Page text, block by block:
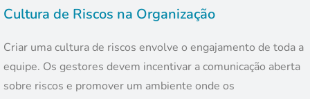
Cultura de Riscos na Organização
Criar uma cultura de riscos envolve o engajamento de toda a
equipe. Os gestores devem incentivar a comunicação aberta
sobre riscos e promover um ambiente onde os